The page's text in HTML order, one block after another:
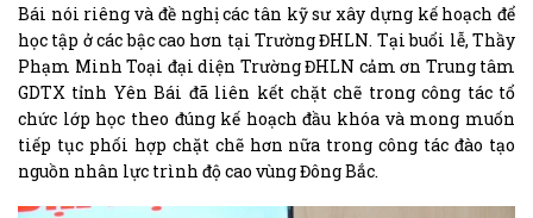
Bái nói riêng và đề nghị các tân kỹ sư xây dựng kế hoạch để
học tập ở các bậc cao hơn tại Trường ĐHLN. Tại buổi lễ, Thầy
Phạm Minh Toại đại diện Trường ĐHLN cảm ơn Trung tâm
GDTX tỉnh Yên Bái đã liên kết chặt chẽ trong công tác tổ
chức lớp học theo đúng kế hoạch đầu khóa và mong muốn
tiếp tục phối hợp chặt chẽ hơn nữa trong công tác đào tạo
nguồn nhân lực trình độ cao vùng Đông Bắc.